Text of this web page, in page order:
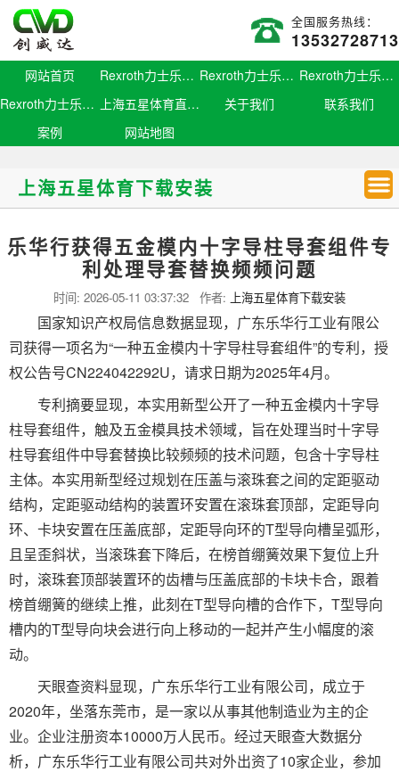
全国服务热线：
13532728713
网站首页 Rexroth力士乐滑块 Rexroth力士乐导轨
Rexroth力士乐螺母
Rexroth力士乐丝杆
上海五星体育直播官网 关于我们
联系我们
案例
网站地图
上海五星体育下载安装
乐华行获得五金模内十字导柱导套组件专
利处理导套替换频频问题
时间: 2026-05-11 03:37:32 作者: 上海五星体育下载安装
国家知识产权局信息数据显现，广东乐华行工业有限公
司获得一项名为“一种五金模内十字导柱导套组件”的专利，授
权公告号CN224042292U，请求日期为2025年4月。
专利摘要显现，本实用新型公开了一种五金模内十字导
柱导套组件，触及五金模具技术领域，旨在处理当时十字导
柱导套组件中导套替换比较频频的技术问题，包含十字导柱
主体。本实用新型经过规划在压盖与滚珠套之间的定距驱动
结构，定距驱动结构的装置环安置在滚珠套顶部，定距导向
环、卡块安置在压盖底部，定距导向环的T型导向槽呈弧形，
且呈歪斜状，当滚珠套下降后，在榜首绷簧效果下复位上升
时，滚珠套顶部装置环的齿槽与压盖底部的卡块卡合，跟着
榜首绷簧的继续上推，此刻在T型导向槽的合作下，T型导向
槽内的T型导向块会进行向上移动的一起并产生小幅度的滚
动。
天眼查资料显现，广东乐华行工业有限公司，成立于
2020年，坐落东莞市，是一家以从事其他制造业为主的企
业。企业注册资本10000万人民币。经过天眼查大数据分
析，广东乐华行工业有限公司共对外出资了10家企业，参加